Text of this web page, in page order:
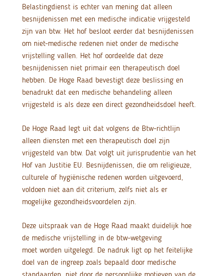
Belastingdienst is echter van mening dat alleen
besnijdenissen met een medische indicatie vrijgesteld
zijn van btw. Het hof besloot eerder dat besnijdenissen
om niet-medische redenen niet onder de medische
vrijstelling vallen. Het hof oordeelde dat deze
besnijdenissen niet primair een therapeutisch doel
hebben. De Hoge Raad bevestigt deze beslissing en
benadrukt dat een medische behandeling alleen
vrijgesteld is als deze een direct gezondheidsdoel heeft.
De Hoge Raad legt uit dat volgens de Btw-richtlijn
alleen diensten met een therapeutisch doel zijn
vrijgesteld van btw. Dat volgt uit jurisprudentie van het
Hof van Justitie EU. Besnijdenissen, die om religieuze,
culturele of hygiënische redenen worden uitgevoerd,
voldoen niet aan dit criterium, zelfs niet als er
mogelijke gezondheidsvoordelen zijn.
Deze uitspraak van de Hoge Raad maakt duidelijk hoe
de medische vrijstelling in de btw-wetgeving
moet worden uitgelegd. De nadruk ligt op het feitelijke
doel van de ingreep zoals bepaald door medische